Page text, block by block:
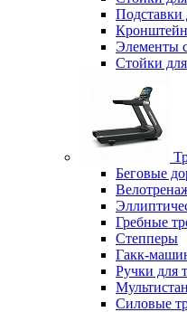
Подставки
Элементы
Стойки
Беговые
Гребные
Степперы
Гакк-
Ручки для
Силовые